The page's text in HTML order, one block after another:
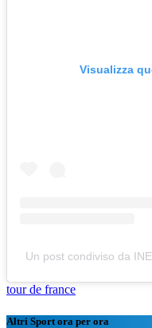
Visualizza
Un post condiviso da
tour de france
Altri Sport ora per ora